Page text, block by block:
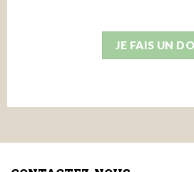
JE FAIS UN